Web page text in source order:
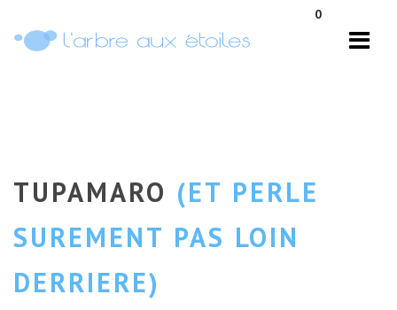
0
TUPAMARO (ET PERLE
SUREMENT PAS LOIN
DERRIERE)